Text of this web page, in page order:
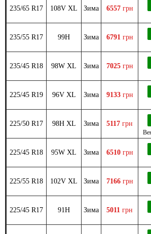
235/65 R17 108V XL Зима 6557 грн
235/55 R17 99H Зима 6791 грн
235/45 R18 98W XL Зима 7025 грн
225/45 R19 96V XL Зима 9133 грн
225/50 R17 98H XL Зима 5117 грн
225/45 R18 95W XL Зима 6510 грн
225/55 R18 102V XL Зима 7166 грн
225/45 R17 91H Зима 5011 грн